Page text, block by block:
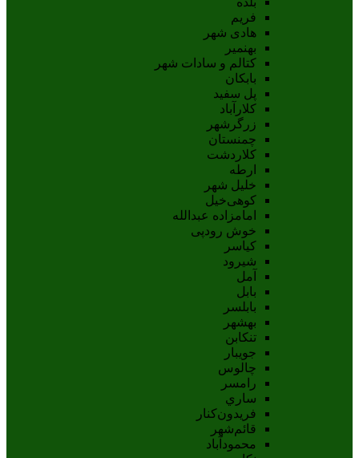
فریم
هادی شهر
بهنمیر
کتالم و سادات شهر
بابکان
پل سفید
کلارآباد
زرگرشهر
چمنستان
کلاردشت
ارطه
خلیل شهر
کوهی‌خیل
امامزاده عبدالله
خوش رودپی
کیاسر
شیرود
آمل
بابل
بابلسر
بهشهر
تنکابن
جويبار
چالوس
رامسر
ساري
فريدون‌کنار
قائم‌شهر
محمودآباد